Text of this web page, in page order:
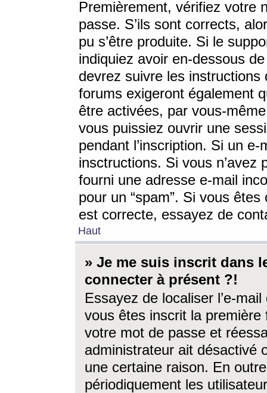
Premièrement, vérifiez votre
passe. S’ils sont corrects,
pu s’être produite. Si le
indiquiez avoir en-dessous
devrez suivre les
forums exigeront également
être activées, par vous-
vous puissiez ouvrir une
pendant l’inscription. Si un
insctructions. Si vous n’avez
fourni une adresse e-mail
pour un “spam”. Si vous
est correcte, essayez de
Haut
» Je me suis inscrit dans
connecter à présent ?!
Essayez de localiser l’e-
vous êtes inscrit la première
votre mot de passe et
administrateur ait désactivé
une certaine raison. En
périodiquement les